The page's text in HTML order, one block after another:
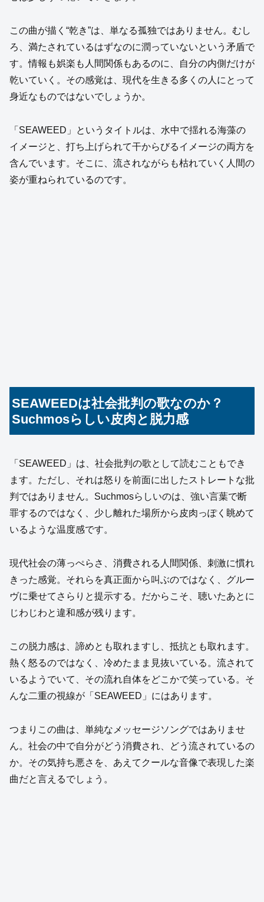
この曲が描く“乾き”は、単なる孤独ではありません。むし
ろ、満たされているはずなのに潤っていないという矛盾で
す。情報も娯楽も人間関係もあるのに、自分の内側だけが
乾いていく。その感覚は、現代を生きる多くの人にとって
身近なものではないでしょうか。
「SEAWEED」というタイトルは、水中で揺れる海藻の
イメージと、打ち上げられて干からびるイメージの両方を
含んでいます。そこに、流されながらも枯れていく人間の
姿が重ねられているのです。
SEAWEEDは社会批判の歌なのか？
Suchmosらしい皮肉と脱力感
「SEAWEED」は、社会批判の歌として読むこともでき
ます。ただし、それは怒りを前面に出したストレートな批
判ではありません。Suchmosらしいのは、強い言葉で断
罪するのではなく、少し離れた場所から皮肉っぽく眺めて
いるような温度感です。
現代社会の薄っぺらさ、消費される人間関係、刺激に慣れ
きった感覚。それらを真正面から叫ぶのではなく、グルー
ヴに乗せてさらりと提示する。だからこそ、聴いたあとに
じわじわと違和感が残ります。
この脱力感は、諦めとも取れますし、抵抗とも取れます。
熱く怒るのではなく、冷めたまま見抜いている。流されて
いるようでいて、その流れ自体をどこかで笑っている。そ
んな二重の視線が「SEAWEED」にはあります。
つまりこの曲は、単純なメッセージソングではありませ
ん。社会の中で自分がどう消費され、どう流されているの
か。その気持ち悪さを、あえてクールな音像で表現した楽
曲だと言えるでしょう。